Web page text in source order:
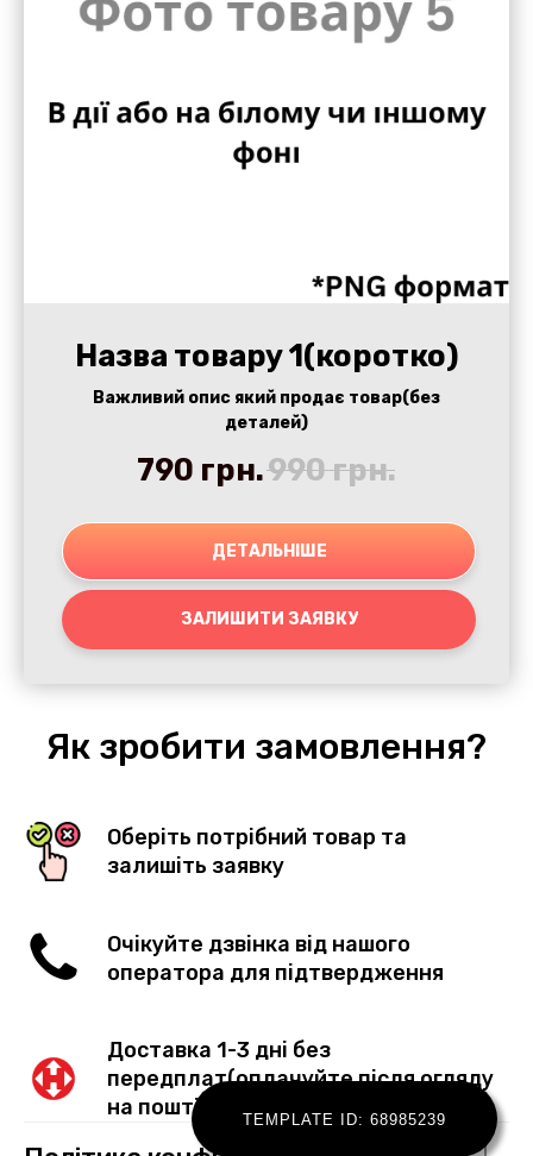
Назва товару 1(коротко)
Важливий опис який продає товар(без
деталей)
790 грн.990грн.
ДЕТАЛЬНІШЕ
ЗАЛИШИТИ ЗАЯВКУ
Як зробити замовлення?
Оберіть потрібний товар та
залишіть заявку
Очікуйте дзвінка від нашого
оператора для підтвердження
Доставка 1-3 дні без
передплат(оплачуйте після огляду
на пошті)
TEMPLATE ID: 68985239